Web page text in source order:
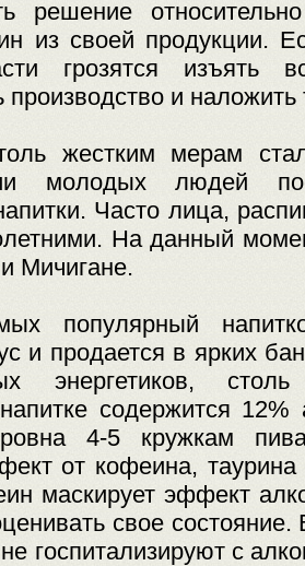
решение
из своей продукции.
грозятся изъять
производство и наложить
жестким мерам
молодых людей
Часто лица,
На данный
Мичигане.
популярный
и продается в ярких
энергетиков,
содержится 12%
4-5 кружкам
от кофеина,
маскирует эффект
свое
не госпитализируют с